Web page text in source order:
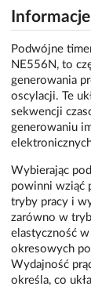
Podwójne
NE556N, to
generowania
oscylacji. Te
sekwencji
generowaniu
Wybierając
powinni wziąć
tryby pracy i
zarówno w
elastyczność
okresowych
Wydajność
określa, co